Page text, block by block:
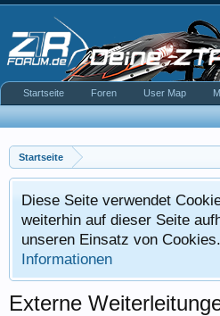
Startseite
Diese Seite verwendet
weiterhin auf dieser Seite
unseren Einsatz von Cookies.
Informationen
Externe
Startseite Foren User Map